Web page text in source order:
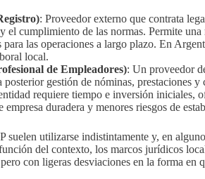
: Proveedor externo que contrata
el cumplimiento de las normas. Permite
para las operaciones a largo plazo. En
local.
de Empleadores): Un proveedor
posterior gestión de nóminas, prestaciones
requiere tiempo e inversión iniciales,
empresa duradera y menores riesgos de
suelen utilizarse indistintamente y, en
del contexto, los marcos jurídicos
con ligeras desviaciones en la forma en